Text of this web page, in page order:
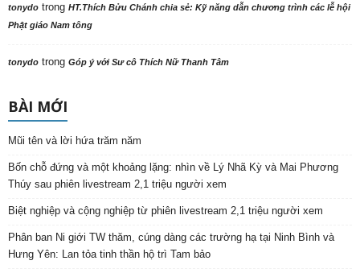
tonydo trong HT.Thích Bửu Chánh chia sẻ: Kỹ năng dẫn chương trình các lễ hội
Phật giáo Nam tông
tonydo trong Góp ý với Sư cô Thích Nữ Thanh Tâm
BÀI MỚI
Mũi tên và lời hứa trăm năm
Bốn chỗ đứng và một khoảng lặng: nhìn về Lý Nhã Kỳ và Mai Phương
Thúy sau phiên livestream 2,1 triệu người xem
Biệt nghiệp và cộng nghiệp từ phiên livestream 2,1 triệu người xem
Phân ban Ni giới TW thăm, cúng dàng các trường hạ tại Ninh Bình và
Hưng Yên: Lan tỏa tinh thần hộ trì Tam bảo